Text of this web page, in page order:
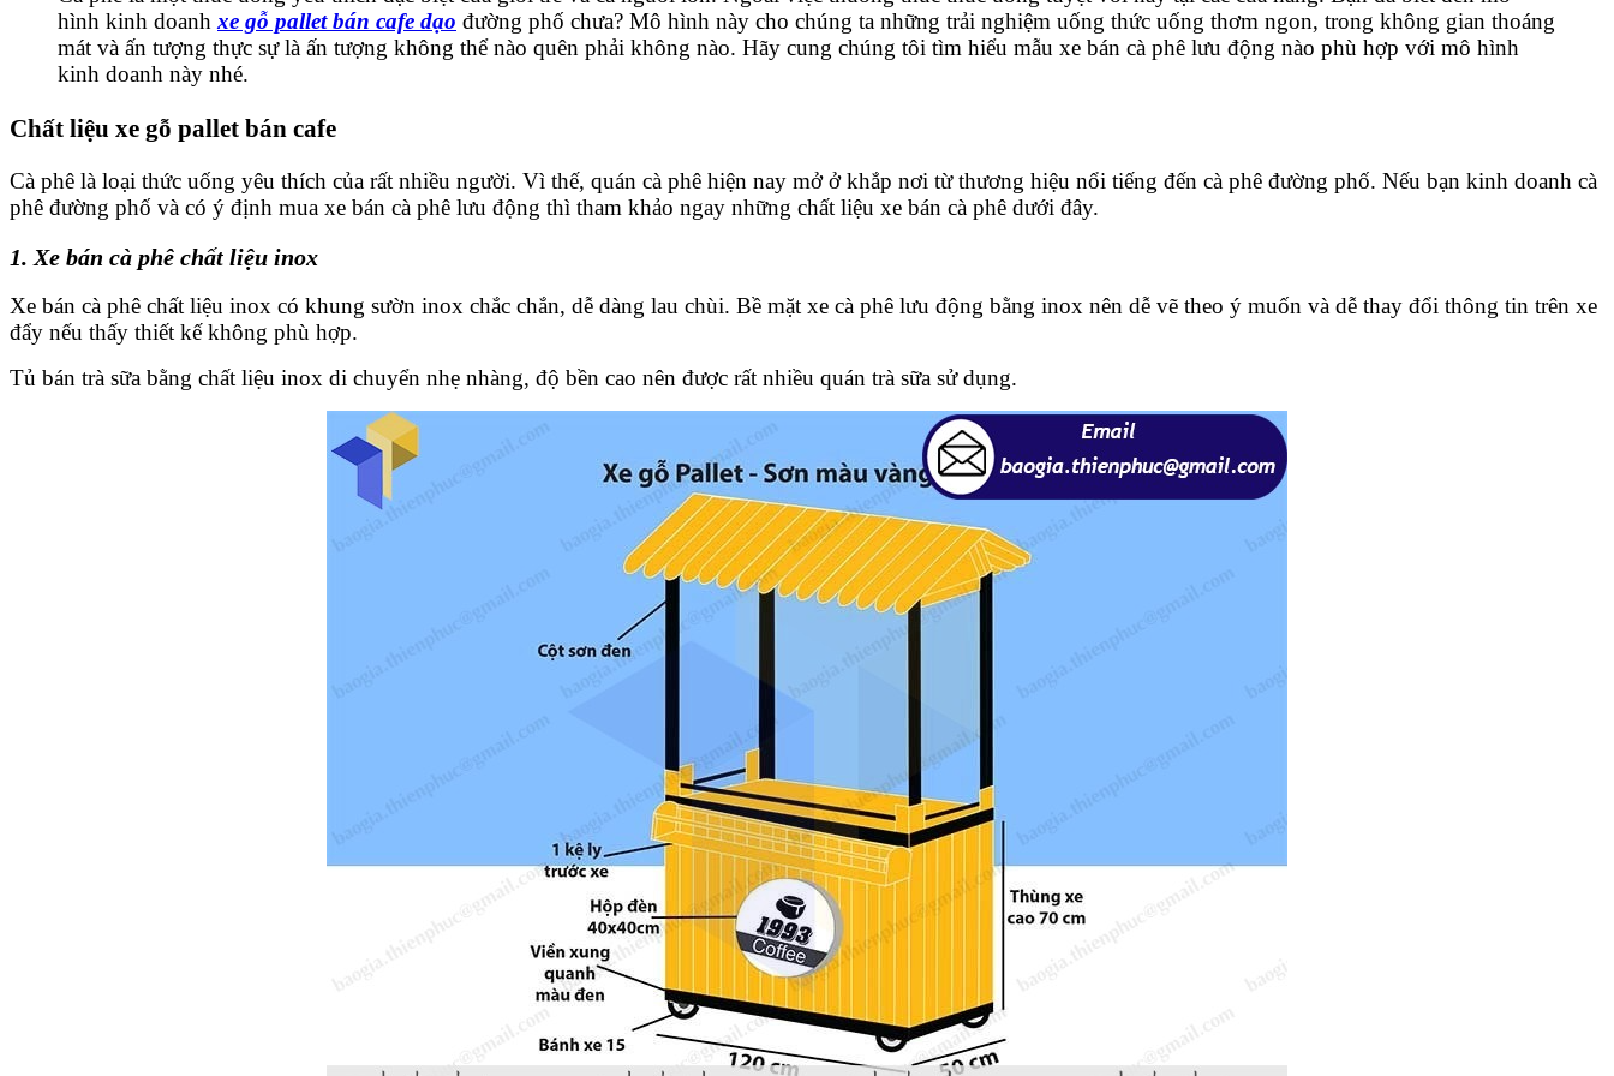
hình kinh doanh xe gỗ pallet bán cafe dạo đường phố chưa? Mô hình này cho chúng ta những trải nghiệm uống thức uống thơm ngon, trong không gian thoáng
mát và ấn tượng thực sự là ấn tượng không thể nào quên phải không nào. Hãy cung chúng tôi tìm hiểu mẫu xe bán cà phê lưu động nào phù hợp với mô hình
kinh doanh này nhé.
Chất liệu xe gỗ pallet bán cafe
Cà phê là loại thức uống yêu thích của rất nhiều người. Vì thế, quán cà phê hiện nay mở ở khắp nơi từ thương hiệu nổi tiếng đến cà phê đường phố. Nếu bạn kinh doanh cà
phê đường phố và có ý định mua xe bán cà phê lưu động thì tham khảo ngay những chất liệu xe bán cà phê dưới đây.
1. Xe bán cà phê chất liệu inox
Xe bán cà phê chất liệu inox có khung sườn inox chắc chắn, dễ dàng lau chùi. Bề mặt xe cà phê lưu động bằng inox nên dễ vẽ theo ý muốn và dễ thay đổi thông tin trên xe
đẩy nếu thấy thiết kế không phù hợp.
Tủ bán trà sữa bằng chất liệu inox di chuyển nhẹ nhàng, độ bền cao nên được rất nhiều quán trà sữa sử dụng.